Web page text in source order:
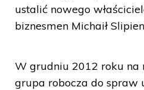
ustalić nowego
biznesmen Michaił
W grudniu 2012 roku na
grupa robocza do spraw